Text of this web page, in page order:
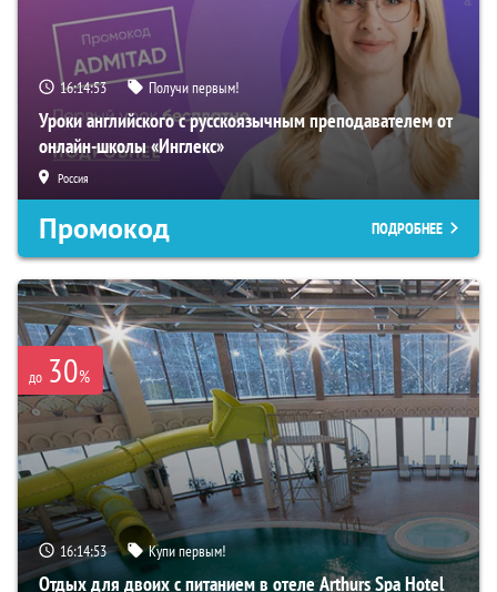
16:14:52 Получи первым!
Уроки английского с русскоязычным преподавателем от
онлайн-школы «Инглекс»
Россия
Промокод ПОДРОБНЕЕ
до 30%
16:14:52 Купи первым!
Отдых для двоих с питанием в отеле Arthurs Spa Hotel